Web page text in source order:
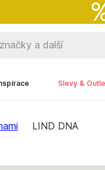
Slevy &
LIND DNA